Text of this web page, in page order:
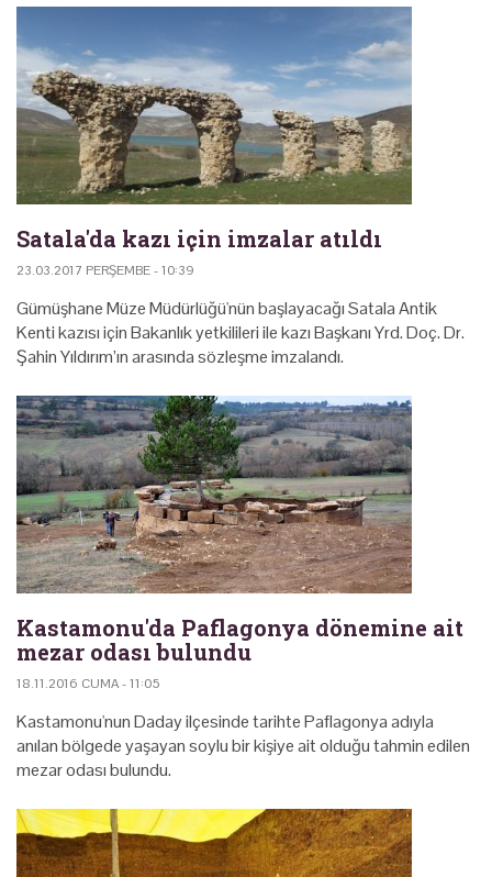
Satala'da kazı için imzalar atıldı
23.03.2017 PERŞEMBE - 10:39
Gümüşhane Müze Müdürlüğü'nün başlayacağı Satala Antik
Kenti kazısı için Bakanlık yetkilileri ile kazı Başkanı Yrd. Doç. Dr.
Şahin Yıldırım’ın arasında sözleşme imzalandı.
Kastamonu'da Paflagonya dönemine ait
mezar odası bulundu
18.11.2016 CUMA - 11:05
Kastamonu'nun Daday ilçesinde tarihte Paflagonya adıyla
anılan bölgede yaşayan soylu bir kişiye ait olduğu tahmin edilen
mezar odası bulundu.